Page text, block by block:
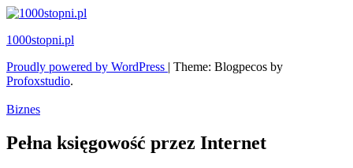
Skip
content
1000stopni.pl
Proudly powered by WordPress | Theme: Blogpecos by
Profoxstudio.
Biznes
Pełna księgowość przez Internet